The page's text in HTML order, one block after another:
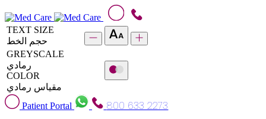
TEXT SIZE
حجم الخط
GREYSCALE
رمادي
COLOR
مقياس رمادي
Patient Portal
800 633 2273